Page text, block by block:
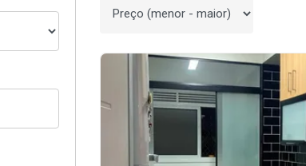
Ordenar por